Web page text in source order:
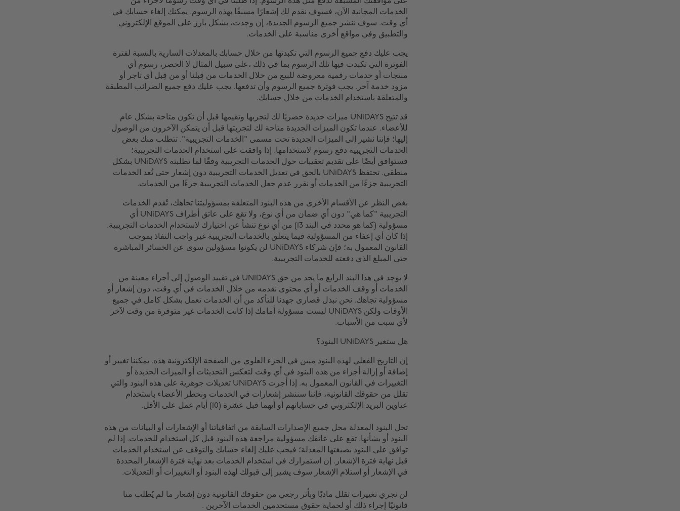
الخدمات المجانية الآن، فسوف نقدم لك إشعارًا مسبقًا بهذه الرسوم. يمكنك إلغاء حسابك في
أي وقت. سوف ننشر جميع الرسوم الجديدة، إن وجدت، بشكل بارز على الموقع الإلكتروني
والتطبيق وفي مواقع أخرى مناسبة على الخدمات.
يجب عليك دفع جميع الرسوم التي تكبدتها من خلال حسابك بالمعدلات السارية بالنسبة لفترة
الفوترة التي تكبدت فيها تلك الرسوم بما في ذلك ،على سبيل المثال لا الحصر، رسوم أي
منتجات أو خدمات رقمية معروضة للبيع من خلال الخدمات من قِبلنا أو من قِبل أي تاجر أو
مزود خدمة آخر. يجب فوترة جميع الرسوم وأن تدفعها. يجب عليك دفع جميع الضرائب المطبقة
والمتعلقة باستخدام الخدمات من خلال حسابك.
قد تتيح UNiDAYS ميزات جديدة حصريًا لك لتجربها وتقيمها قبل أن تكون متاحة بشكل عام
للأعضاء. عندما تكون الميزات الجديدة متاحة لك لتجربتها قبل أن يتمكن الآخرون من الوصول
إليها؛ فإننا نشير إلى الميزات الجديدة تحت مسمى "الخدمات التجريبية". تتطلب منك بعض
الخدمات التجريبية دفع رسوم لاستخدامها. إذا وافقت على استخدام الخدمات التجريبية؛
فستوافق أيضًا على تقديم تعقيبات حول الخدمات التجريبية وفقًا لما تطلبته UNiDAYS بشكل
منطقي. تحتفظ UNiDAYS بالحق في تعديل الخدمات التجريبية دون إشعار حتى تُعد الخدمات
التجريبية جزءًا من الخدمات أو نقرر عدم جعل الخدمات التجريبية جزءًا من الخدمات.
بغض النظر عن الأقسام الأخرى من هذه البنود المتعلقة بمسؤوليتنا تجاهك، تُقدم الخدمات
التجريبية "كما هي" دون أي ضمان من أي نوع، ولا تقع على عاتق أطراف UNiDAYS أي
مسؤولية (كما هو محدد في البند 13) من أي نوع تنشأ عن اختيارك لاستخدام الخدمات التجريبية.
إذا كان أي إعفاء من المسؤولية فيما يتعلق بالخدمات التجريبية غير واجب النفاذ بموجب
القانون المعمول به؛ فإن شركاء UNiDAYS لن يكونوا مسؤولين سوى عن الخسائر المباشرة
حتى المبلغ الذي دفعته للخدمات التجريبية.
لا يوجد في هذا البند الرابع ما يحد من حق UNiDAYS في تقييد الوصول إلى أجزاء معينة من
الخدمات أو وقف الخدمات أو أي محتوى نقدمه من خلال الخدمات في أي وقت، دون إشعار أو
مسؤولية تجاهك. نحن نبذل قصارى جهدنا للتأكد من أن الخدمات تعمل بشكل كامل في جميع
الأوقات ولكن UNiDAYS ليست مسؤولة أمامك إذا كانت الخدمات غير متوفرة من وقت لآخر
لأي سبب من الأسباب.
هل ستغير UNiDAYS البنود؟
إن التاريخ الفعلي لهذه البنود مبين في الجزء العلوي من الصفحة الإلكترونية هذه. يمكننا تغيير أو
إضافة أو إزالة أجزاء من هذه البنود في أي وقت لتعكس التحديثات أو الميزات الجديدة أو
التغييرات في القانون المعمول به. إذا أجرت UNiDAYS تعديلات جوهرية على هذه البنود والتي
تقلل من حقوقك القانونية، فإننا سننشر إشعارات في الخدمات ونخطر الأعضاء باستخدام
عناوين البريد الإلكتروني في حساباتهم أو أيهما قبل عشرة (10) أيام عمل على الأقل.
تحل البنود المعدلة محل جميع الإصدارات السابقة من اتفاقياتنا أو الإشعارات أو البيانات من هذه
البنود أو بشأنها. تقع على عاتقك مسؤولية مراجعة هذه البنود قبل كل استخدام للخدمات. إذا لم
توافق على البنود بصيغتها المعدلة؛ فيجب عليك إلغاء حسابك والتوقف عن استخدام الخدمات
قبل نهاية فترة الإشعار. إن استمرارك في استخدام الخدمات بعد نهاية فترة الإشعار المحددة
في الإشعار أو استلام الإشعار سوف يشير إلى قبولك لهذه البنود أو التغييرات أو التعديلات.
لن نجري تغييرات تقلل ماديًا وبأثر رجعي من حقوقك القانونية دون إشعار ما لم يُطلب منا
قانونيًا إجراء ذلك أو لحماية حقوق مستخدمين الخدمات الآخرين .